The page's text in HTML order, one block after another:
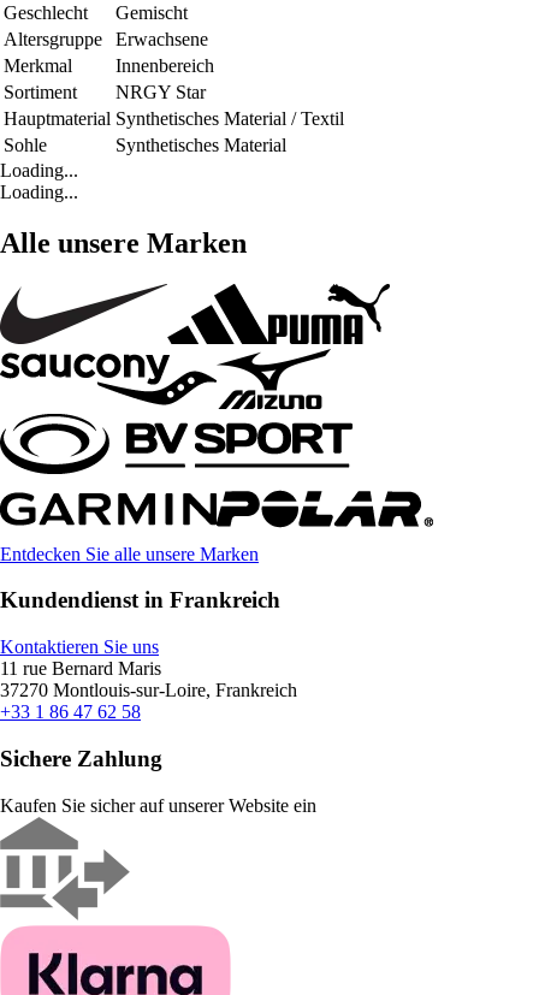
Geschlecht
Gemischt
Altersgruppe
Erwachsene
Merkmal
Innenbereich
Sortiment
NRGY Star
Hauptmaterial Synthetisches Material / Textil
Sohle
Synthetisches Material
Loading...
Loading...
Alle unsere Marken
Entdecken Sie alle unsere Marken
Kundendienst in Frankreich
Kontaktieren Sie uns
11 rue Bernard Maris
37270 Montlouis-sur-Loire, Frankreich
+33 1 86 47 62 58
Sichere Zahlung
Kaufen Sie sicher auf unserer Website ein